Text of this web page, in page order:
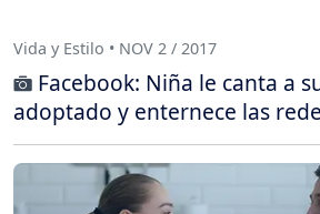
Vida y Estilo • NOV 2 / 2017
Facebook: Niña le canta a
adoptado y enternece las